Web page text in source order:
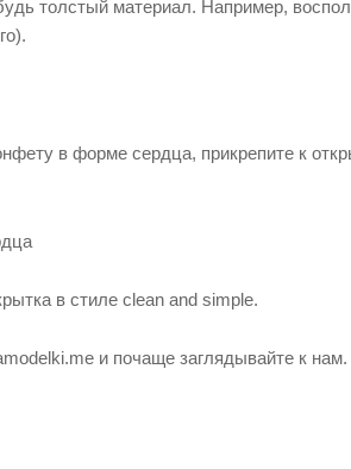
толстый материал. Например,
в форме сердца, прикрепите к
в стиле clean and simple.
и почаще заглядывайте к нам.